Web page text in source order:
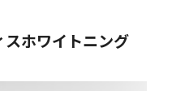
ホワイトニング